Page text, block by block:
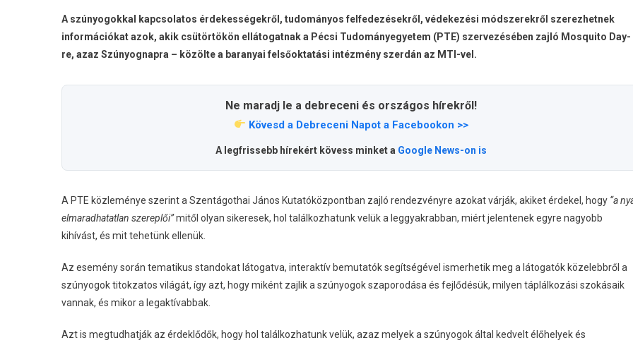
A szúnyogokkal kapcsolatos érdekességekről, tudományos felfedezésekről, védekezési módszerekről szerezhetnek
információkat azok, akik csütörtökön ellátogatnak a Pécsi Tudományegyetem (PTE) szervezésében zajló Mosquito Day-
re, azaz Szúnyognapra – közölte a baranyai felsőoktatási intézmény szerdán az MTI-vel.
Ne maradj le a debreceni és országos hírekről!
Kövesd a Debreceni Napot a Facebookon >>
A legfrissebb hírekért kövess minket a Google News-on is
A PTE közleménye szerint a Szentágothai János Kutatóközpontban zajló rendezvényre azokat várják, akiket érdekel, hogy “a
elmaradhatatlan szereplői”mitől olyan sikeresek, hol találkozhatunk velük a leggyakrabban, miért jelentenek egyre nagyobb
kihívást, és mit tehetünk ellenük.
Az esemény során tematikus standokat látogatva, interaktív bemutatók segítségével ismerhetik meg a látogatók közelebbről a
szúnyogok titokzatos világát, így azt, hogy miként zajlik a szúnyogok szaporodása és fejlődésük, milyen táplálkozási szokásaik
vannak, és mikor a legaktívabbak.
Azt is megtudhatják az érdeklődők, hogy hol találkozhatunk velük, azaz melyek a szúnyogok által kedvelt élőhelyek és